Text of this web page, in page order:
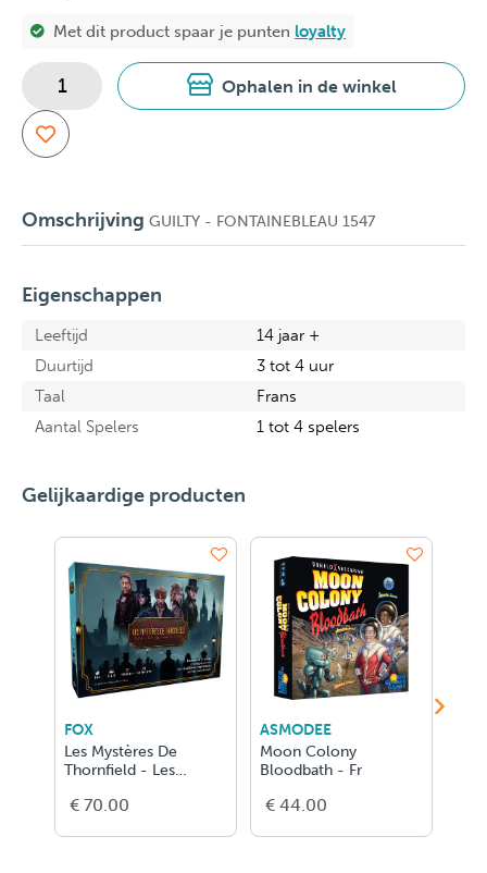
Met dit product spaar je punten loyalty
Ophalen in de winkel
Omschrijving GUILTY - FONTAINEBLEAU 1547
Eigenschappen
Leeftijd
14 jaar +
Duurtijd
3 tot 4 uur
Taal
Frans
Aantal Spelers
1 tot 4 spelers
Gelijkaardige producten
FOX
Les Mystères De
Thornfield - Les
€ 70.00
ASMODEE
Moon Colony
Bloodbath - Fr
€ 44.00